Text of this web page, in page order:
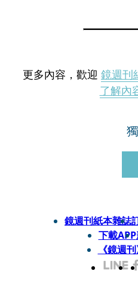
更多內容，歡迎 鏡週刊
了解內
鏡週刊紙本雜誌
下載APP
《鏡週